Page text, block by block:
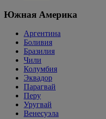
Южная Америка
Аргентина
Боливия
Бразилия
Чили
Колумбия
Эквадор
Парагвай
Перу
Уругвай
Венесуэла